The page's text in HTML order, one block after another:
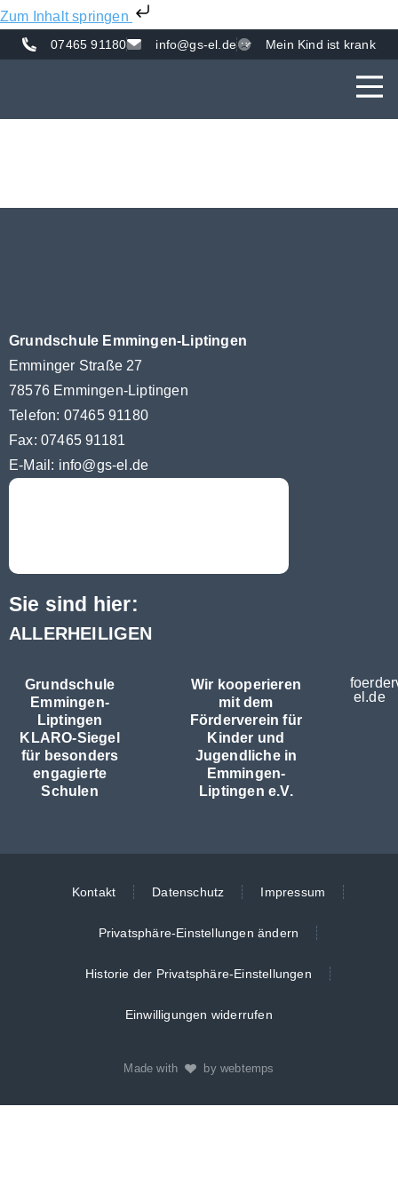
Zum Inhalt springen
07465 91180 info@gs-el.de Mein Kind ist krank
Grundschule Emmingen-Liptingen
Emminger Straße 27
78576 Emmingen-Liptingen
Telefon: 07465 91180
Fax: 07465 91181
E-Mail: info@gs-el.de
Sie sind hier:
ALLERHEILIGEN
Grundschule
Emmingen-
Liptingen
KLARO-Siegel
für besonders
engagierte
Schulen
Wir kooperieren
mit dem
Förderverein für
Kinder und
Jugendliche in
Emmingen-
Liptingen e.V.
el.de
Kontakt Datenschutz Impressum
Privatsphäre-Einstellungen ändern
Historie der Privatsphäre-Einstellungen
Einwilligungen widerrufen
Made with by webtemps